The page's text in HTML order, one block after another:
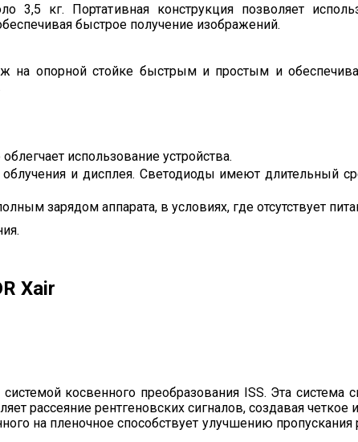
3,5 кг. Портативная конструкция позволяет
быстрое получение изображений.
на опорной стойке быстрым и простым и
использование устройства.
и дисплея. Светодиоды имеют длительный
зарядом аппарата, в условиях, где отсутствует
Xair
косвенного преобразования ISS. Эта система
рассеяние рентгеновских сигналов, создавая
на пленочное способствует улучшению